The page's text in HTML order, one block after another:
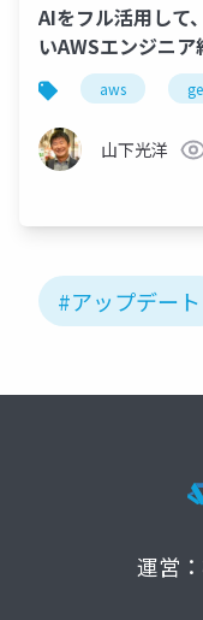
AIをフル活用して
いAWSエンジニア
になるための教育
ン
aws
山下光洋
#アップデート
運営